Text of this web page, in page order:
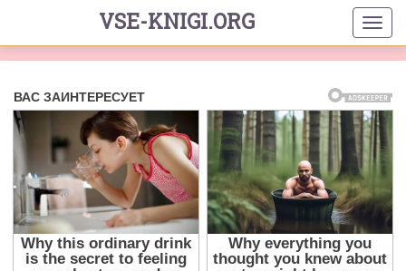
VSE-KNIGI.ORG